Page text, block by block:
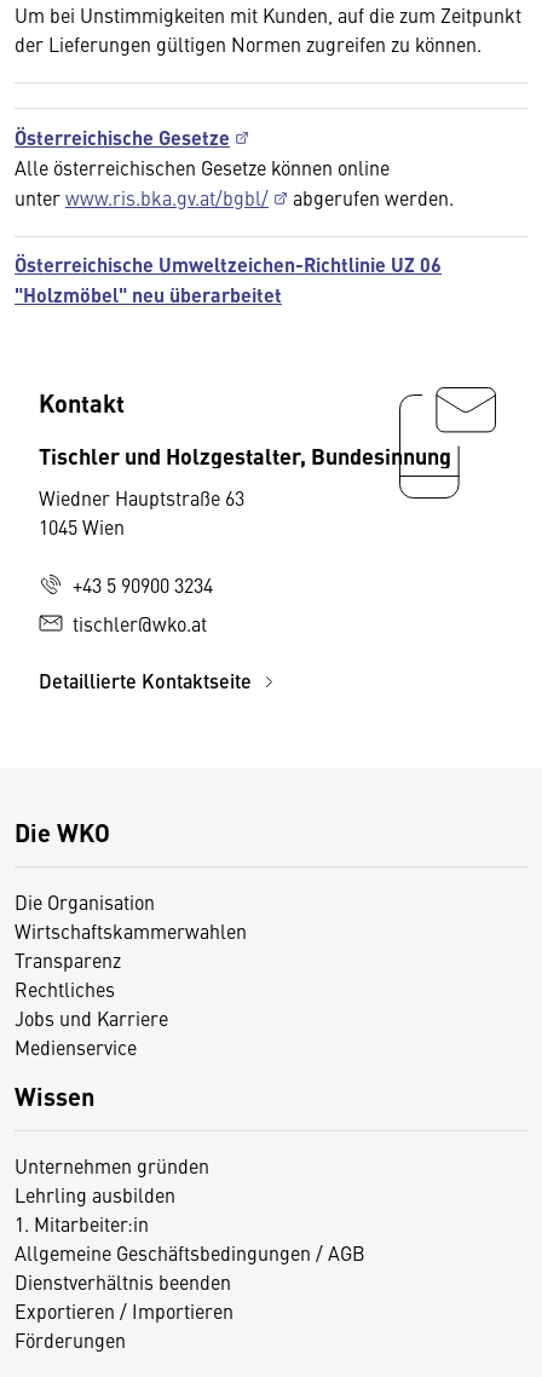
Um bei Unstimmigkeiten mit Kunden, auf die zum Zeitpunkt
der Lieferungen gültigen Normen zugreifen zu können.
Österreichische Gesetze
Alle österreichischen Gesetze können online
unterwww.ris.bka.gv.at/bgbl/ abgerufen werden.
Österreichische Umweltzeichen-Richtlinie UZ 06
"Holzmöbel" neu überarbeitet
Kontakt
Tischler und Holzgestalter, Bundesinnung
Wiedner Hauptstraße 63
1045 Wien
+43 5 90900 3234
tischler@wko.at
Detaillierte Kontaktseite
Die WKO
Die Organisation
Wirtschaftskammerwahlen
Transparenz
Rechtliches
Jobs und Karriere
Medienservice
Wissen
Unternehmen gründen
Lehrling ausbilden
1. Mitarbeiter:in
Allgemeine Geschäftsbedingungen / AGB
Dienstverhältnis beenden
Exportieren / Importieren
Förderungen